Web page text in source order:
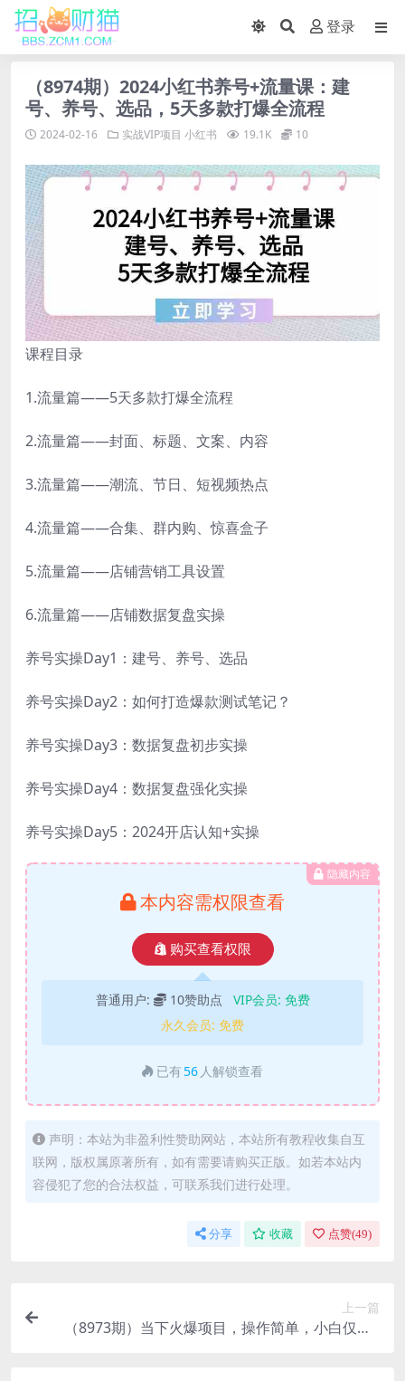
登录
（8974期）2024小红书养号+流量课：建
号、养号、选品，5天多款打爆全流程
2024-02-16 实战VIP项目 小红书 19.1K 10
课程目录
1.流量篇——5天多款打爆全流程
2.流量篇——封面、标题、文案、内容
3.流量篇——潮流、节日、短视频热点
4.流量篇——合集、群内购、惊喜盒子
5.流量篇——店铺营销工具设置
6.流量篇——店铺数据复盘实操
养号实操Day1：建号、养号、选品
养号实操Day2：如何打造爆款测试笔记？
养号实操Day3：数据复盘初步实操
养号实操Day4：数据复盘强化实操
养号实操Day5：2024开店认知+实操
隐藏内容
本内容需权限查看
购买查看权限
普通用户: 10赞助点 VIP会员: 免费
永久会员: 免费
已有 56 人解锁查看
声明：本站为非盈利性赞助网站，本站所有教程收集自互
联网，版权属原著所有，如有需要请购买正版。如若本站内
容侵犯了您的合法权益，可联系我们进行处理。
分享 收藏 点赞(49)
上一篇
（8973期）当下火爆项目，操作简单，小白仅需1